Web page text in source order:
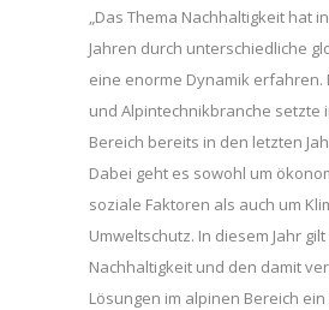
„Das Thema Nachhaltigkeit hat
Jahren durch unterschiedliche
eine enorme Dynamik erfahren.
und Alpintechnikbranche setzte
Bereich bereits in den letzten
Dabei geht es sowohl um
soziale Faktoren als auch um
Umweltschutz. In diesem Jahr
Nachhaltigkeit und den damit
Lösungen im alpinen Bereich ein